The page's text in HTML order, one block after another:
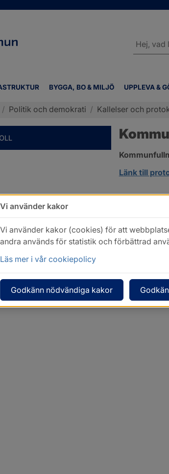
BYGGA, BO & MILJÖ UPPLEVA &
/ Politik och demokrati / Kallelser och
Länk till
Vi använder kakor
Vi använder kakor (cookies) för att
andra används för statistik och förbättrad
Läs mer i vår cookiepolicy
Godkänn nödvändiga kakor